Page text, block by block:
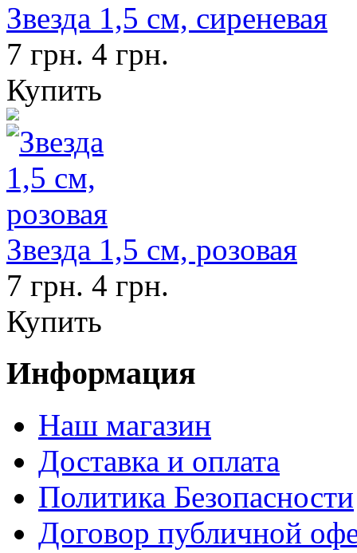
Звезда 1,5 см, сиреневая
7 грн. 4 грн.
Купить
Звезда 1,5 см, розовая
7 грн. 4 грн.
Купить
Информация
Наш магазин
Доставка и оплата
Политика Безопасности
Договор публичной